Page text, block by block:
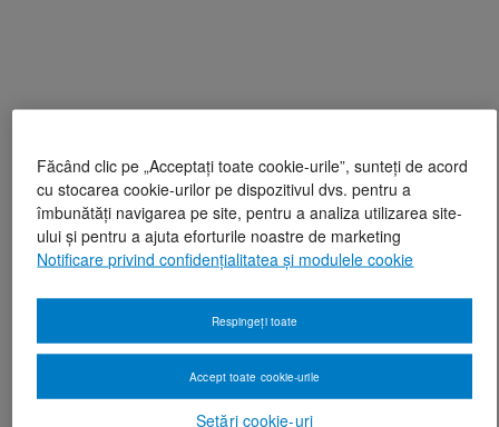
Făcând clic pe „Acceptați toate cookie-urile”, sunteți de acord
cu stocarea cookie-urilor pe dispozitivul dvs. pentru a
îmbunătăți navigarea pe site, pentru a analiza utilizarea site-
ului și pentru a ajuta eforturile noastre de marketing
Notificare privind confidențialitatea și modulele cookie
Setări cookie-uri
Respingeți toate
Accept toate cookie-urile